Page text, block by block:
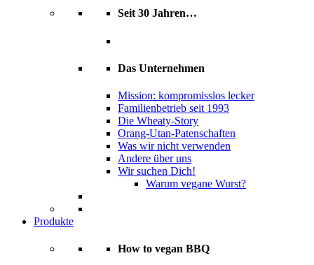
Seit 30 Jahren…
Das Unternehmen
Mission: kompromisslos lecker
Familienbetrieb seit 1993
Die Wheaty-Story
Orang-Utan-Patenschaften
Was wir nicht verwenden
Andere über uns
Wir suchen Dich!
Warum vegane Wurst?
Produkte
How to vegan BBQ